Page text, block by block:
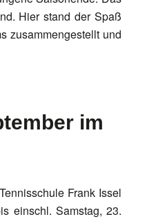
Hier stand der Spaß
zusammengestellt und
im
Frank Issel
einschl. Samstag, 23.